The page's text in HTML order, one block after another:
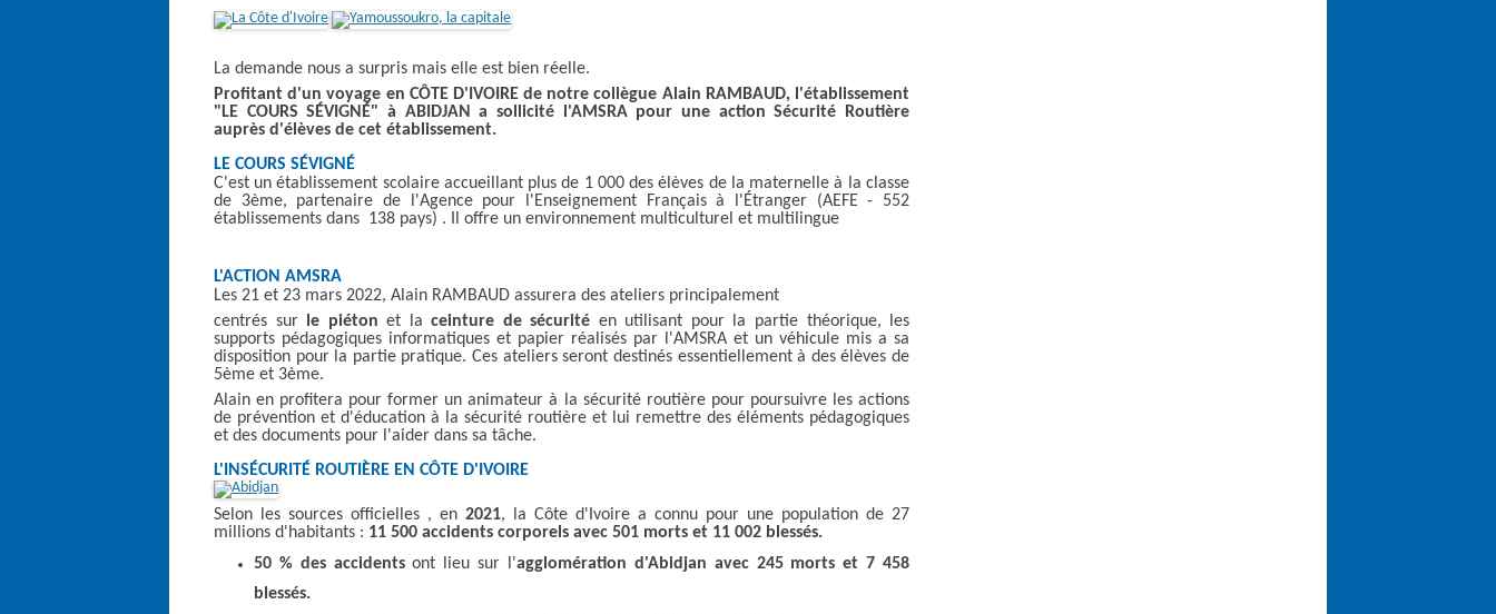
La demande nous a surpris mais elle est bien réelle.
Profitant d'un voyage en CÔTE D'IVOIRE de notre collègue Alain RAMBAUD, l'établissement
"LE COURS SÉVIGNÉ" à ABIDJAN a sollicité l'AMSRA pour une action Sécurité Routière
auprès d'élèves de cet établissement.
LE COURS SÉVIGNÉ
C'est un établissement scolaire accueillant plus de 1 000 des élèves de la maternelle à la classe
de 3ème, partenaire de l'Agence pour l'Enseignement Français à l'Étranger (AEFE - 552
établissements dans 138 pays) . Il offre un environnement multiculturel et multilingue
L'ACTION AMSRA
Les 21 et 23 mars 2022, Alain RAMBAUD assurera des ateliers principalement
centrés sur
le piéton et la ceinture de sécurité en utilisant pour la partie théorique, les
supports pédagogiques informatiques et papier réalisés par l'AMSRA et un véhicule mis a sa
disposition pour la partie pratique. Ces ateliers seront destinés essentiellement à des élèves de
5ème et 3ème.
Alain en profitera pour former un animateur à la sécurité routière pour poursuivre les actions
de prévention et d'éducation à la sécurité routière et lui remettre des éléments pédagogiques
et des documents pour l'aider dans sa tâche.
L'INSÉCURITÉ ROUTIÈRE EN CÔTE D'IVOIRE
Selon les sources officielles , en 2021, la Côte d'Ivoire a connu pour une population de 27
millions d'habitants : 11 500 accidents corporels avec 501 morts et 11 002 blessés.
50 % des accidentsont lieu sur l'agglomération d'Abidjan avec 245 morts et 7 458
blessés.